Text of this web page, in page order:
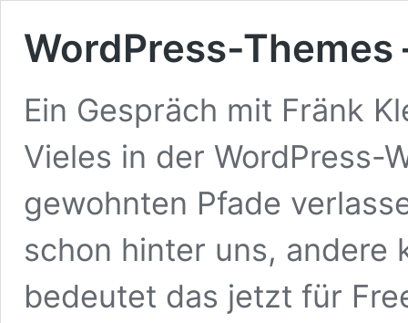
WordPress-Themes
Ein Gespräch mit Fränk
Vieles in der WordPress-
gewohnten Pfade
schon hinter uns, andere
bedeutet das jetzt für